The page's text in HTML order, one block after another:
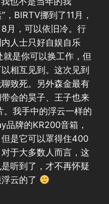
BIRTV挪到了11月，
月，可以依旧冷。行
人士只好自娱自乐
是你可以换工作，但
相互见到。这次见到
致死。另外森金最有
会的昊子、王子也来
。我手中的浮云一样的
品牌的KR200音箱，
是它可以罩得住400
于大多数人而言，这
听到了，才不再怀疑
云的了